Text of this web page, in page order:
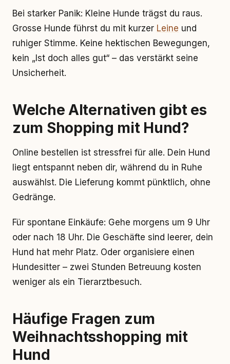
Bei starker Panik: Kleine Hunde trägst du raus.
Grosse Hunde führst du mit kurzer Leine und
ruhiger Stimme. Keine hektischen Bewegungen,
kein „Ist doch alles gut“ – das verstärkt seine
Unsicherheit.
Welche Alternativen gibt es
zum Shopping mit Hund?
Online bestellen ist stressfrei für alle. Dein Hund
liegt entspannt neben dir, während du in Ruhe
auswählst. Die Lieferung kommt pünktlich, ohne
Gedränge.
Für spontane Einkäufe: Gehe morgens um 9 Uhr
oder nach 18 Uhr. Die Geschäfte sind leerer, dein
Hund hat mehr Platz. Oder organisiere einen
Hundesitter – zwei Stunden Betreuung kosten
weniger als ein Tierarztbesuch.
Häufige Fragen zum
Weihnachtsshopping mit
Hund